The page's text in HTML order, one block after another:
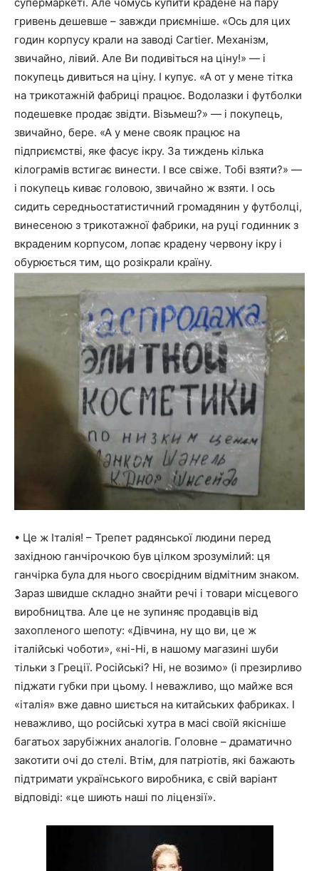
гривень дешевше – завжди приємніше. «Ось для цих
годин корпусу крали на заводі Cartier. Механізм,
звичайно, лівий. Але Ви подивіться на ціну!» — і
покупець дивиться на ціну. І купує. «А от у мене тітка
на трикотажній фабриці працює. Водолазки і футболки
подешевке продає звідти. Візьмеш?» — і покупець,
звичайно, бере. «А у мене свояк працює на
підприємстві, яке фасує ікру. За тиждень кілька
кілограмів встигає винести. І все свіже. Тобі взяти?» —
і покупець киває головою, звичайно ж взяти. І ось
сидить середньостатистичний громадянин у футболці,
винесеною з трикотажної фабрики, на руці годинник з
вкраденим корпусом, лопає крадену червону ікру і
обурюється тим, що розікрали країну.
• Це ж Італія! – Трепет радянської людини перед
західною ганчірочкою був цілком зрозумілий: ця
ганчірка була для нього своєрідним відмітним знаком.
Зараз швидше складно знайти речі і товари місцевого
виробництва. Але це не зупиняє продавців від
захопленого шепоту: «Дівчина, ну що ви, це ж
італійські чоботи», «ні-Ні, в нашому магазині шуби
тільки з Греції. Російські? Ні, не возимо» (і презирливо
піджати губки при цьому. І неважливо, що майже вся
«італія» вже давно шиється на китайських фабриках. І
неважливо, що російські хутра в масі своїй якісніше
багатьох зарубіжних аналогів. Головне – драматично
закотити очі до стелі. Втім, для патріотів, які бажають
підтримати українського виробника, є свій варіант
відповіді: «це шиють наші по ліцензії».